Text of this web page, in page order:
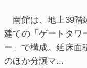
南館は、地上39階
建ての「ゲートタワ
ー」で構成。延床面
のほか分譲マ...